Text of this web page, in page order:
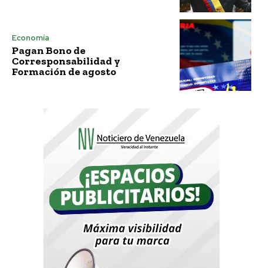
Economía
Pagan Bono de
Corresponsabilidad y
Formación de agosto